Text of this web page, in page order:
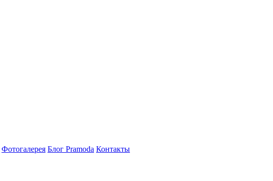
Фотогалерея Блог Pramoda Контакты